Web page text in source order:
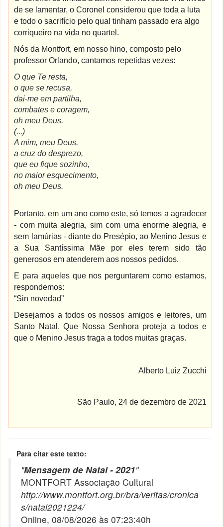
de se lamentar, o Coronel considerou que toda a luta
e todo o sacrifício pelo qual tinham passado era algo
corriqueiro na vida no quartel.
Nós da Montfort, em nosso hino, composto pelo
professor Orlando, cantamos repetidas vezes:
O que Te resta,
o que se recusa,
dai-me em partilha,
combates e coragem,
oh meu Deus.
(...)
A mim, meu Deus,
a cruz do desprezo,
que eu fique sozinho,
no maior esquecimento,
oh meu Deus.
Portanto, em um ano como este, só temos a agradecer
- com muita alegria, sim com uma enorme alegria, e
sem lamúrias - diante do Presépio, ao Menino Jesus e
a Sua Santíssima Mãe por eles terem sido tão
generosos em atenderem aos nossos pedidos.
E para aqueles que nos perguntarem como estamos,
respondemos:
“Sin novedad”
Desejamos a todos os nossos amigos e leitores, um
Santo Natal. Que Nossa Senhora proteja a todos e
que o Menino Jesus traga a todos muitas graças.
Alberto Luiz Zucchi
São Paulo, 24 de dezembro de 2021
Para citar este texto:
"Mensagem de Natal - 2021"
MONTFORT Associação Cultural
http://www.montfort.org.br/bra/veritas/cronica
s/natal2021224/
Online, 08/08/2026 às 07:23:40h